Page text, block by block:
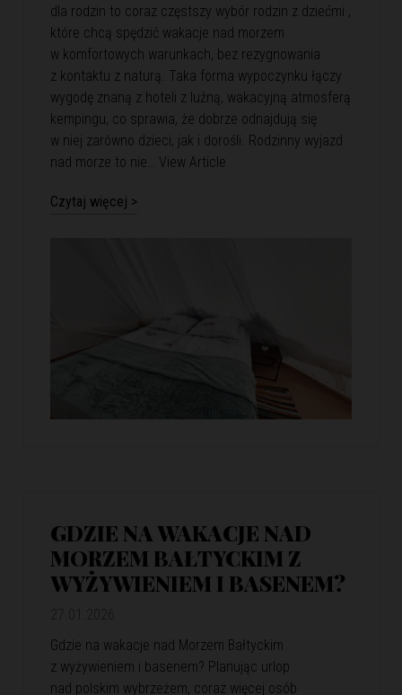
dla rodzin to coraz częstszy wybór rodzin z dziećmi ,
które chcą spędzić wakacje nad morzem
w komfortowych warunkach, bez rezygnowania
z kontaktu z naturą. Taka forma wypoczynku łączy
wygodę znaną z hoteli z luźną, wakacyjną atmosferą
kempingu, co sprawia, że dobrze odnajdują się
w niej zarówno dzieci, jak i dorośli. Rodzinny wyjazd
nad morze to nie… View Article
Czytaj więcej >
GDZIE NA WAKACJE NAD
MORZEM BAŁTYCKIM Z
WYŻYWIENIEM I BASENEM?
Gdzie na wakacje nad Morzem Bałtyckim
z wyżywieniem i basenem? Planując urlop
nad polskim wybrzeżem, coraz więcej osób